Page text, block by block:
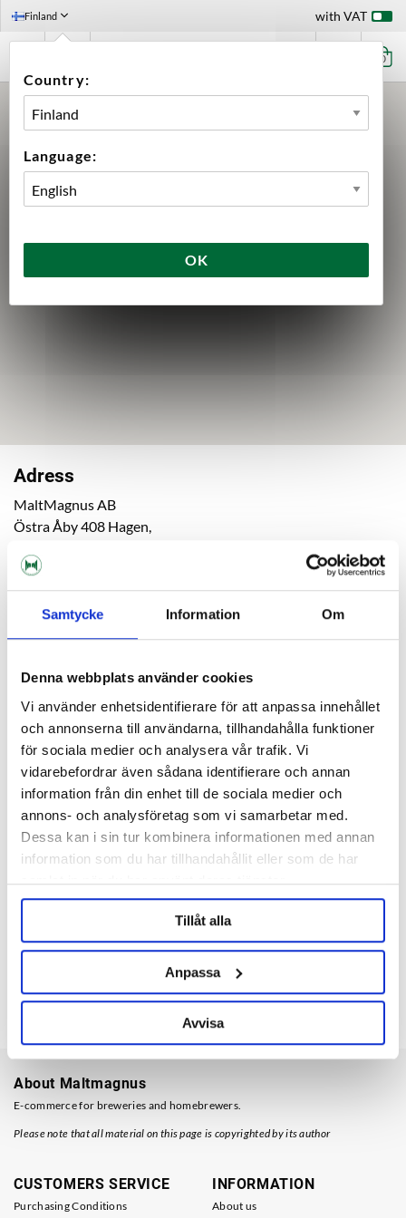
Samtycke Information Om
Denna webbplats använder cookies
Vi använder enhetsidentifierare för att anpassa innehållet
och annonserna till användarna, tillhandahålla funktioner
för sociala medier och analysera vår trafik. Vi
vidarebefordrar även sådana identifierare och annan
information från din enhet till de sociala medier och
annons- och analysföretag som vi samarbetar med.
Dessa kan i sin tur kombinera informationen med annan
information som du har tillhandahållit eller som de har
samlat in när du har använt deras tjänster.
Tillåt alla
Anpassa
Avvisa
Finland
Country:
Language:
OK
with VAT
0
Adress
MaltMagnus AB
Östra Åby 408 Hagen,
Contact
+4619 – 18 97 90
e-mail us
info@maltmagnus.se
Opening hours
Regular opening hours
Phone weekdays: 09 - 10
We are working: 07.00-15.30 CET
Closed
Red letter days , Christmas Eve + Midsummers Eve
About Maltmagnus
E-commerce for breweries and homebrewers.
Please note that all material on this page is copyrighted by its author
CUSTOMERS SERVICE
Purchasing Conditions
INFORMATION
About us